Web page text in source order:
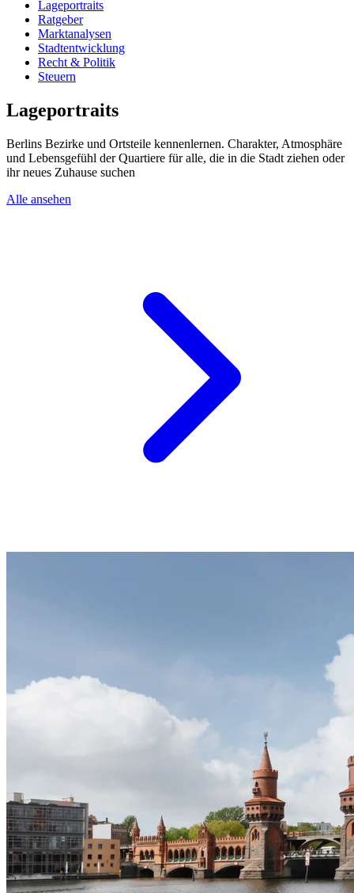
Lageportraits
Ratgeber
Marktanalysen
Stadtentwicklung
Recht & Politik
Steuern
Lageportraits
Berlins Bezirke und Ortsteile kennenlernen. Charakter, Atmosphäre
und Lebensgefühl der Quartiere für alle, die in die Stadt ziehen oder
ihr neues Zuhause suchen
Alle ansehen